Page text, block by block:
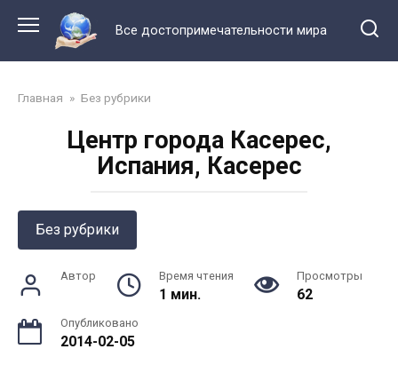
контенту
Все достопримечательности мира
Главная » Без рубрики
Центр города Касерес,
Испания, Касерес
Без рубрики
Автор Время чтения
1 мин.
Просмотры
62
Опубликовано
2014-02-05